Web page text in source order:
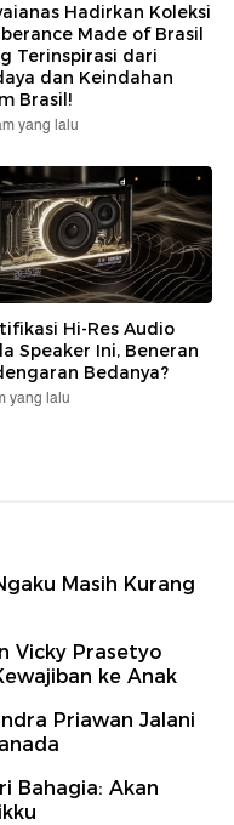
Hadirkan Koleksi
Made of Brasil
Terinspirasi dari
dan Keindahan
Brasil!
yang lalu
Hi-Res Audio
Speaker Ini, Beneran
Bedanya?
yang lalu
Masih Kurang
Vicky Prasetyo
ke Anak
Priawan Jalani
Bahagia: Akan